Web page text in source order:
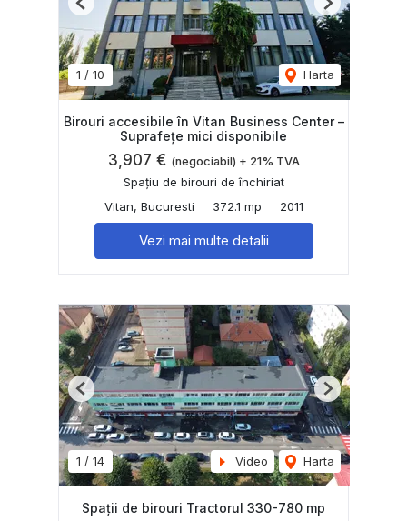
1 / 10 Harta
Previous Next
Birouri accesibile în Vitan Business Center –
Suprafețe mici disponibile
3,907 € (negociabil) + 21% TVA
Spațiu de birouri de închiriat
Vitan, Bucuresti
372.1 mp 2011
Vezi mai multe detalii
1 / 14 Video Harta
Previous Next
Spații de birouri Tractorul 330-780 mp